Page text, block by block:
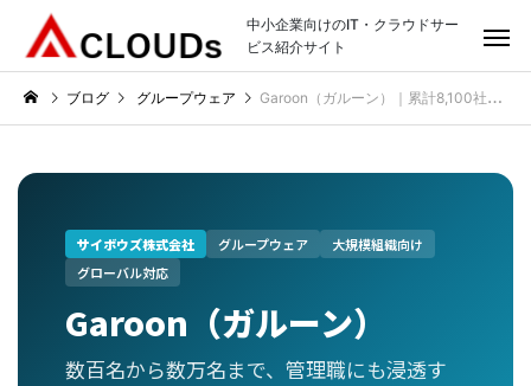
中小企業向けのIT・クラウドサー
ビス紹介サイト
ブログ グループウェア Garoon（ガルーン）｜累計8,100社・350万人が選ぶサイボウズの大規模企業向けグループウェア
サイボウズ株式会社 グループウェア
大規模組織向け
グローバル対応
Garoon（ガルーン）
数百名から数万名まで、管理職にも浸透す